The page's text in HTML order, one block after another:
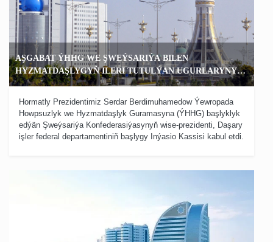
AŞGABAT ÝHHG WE ŞWEÝSARIÝA BILEN
HYZMATDAŞLYGYŇ ILERI TUTULÝAN UGURLARYNY
KESGITLEDI
Hormatly Prezidentimiz Serdar Berdimuhamedow Ýewropada
Howpsuzlyk we Hyzmatdaşlyk Guramasyna (ÝHHG) başlyklyk
edýän Şweýsariýa Konfederasiýasynyň wise-prezidenti, Daşary
işler federal departamentiniň başlygy Inýasio Kassisi kabul etdi.